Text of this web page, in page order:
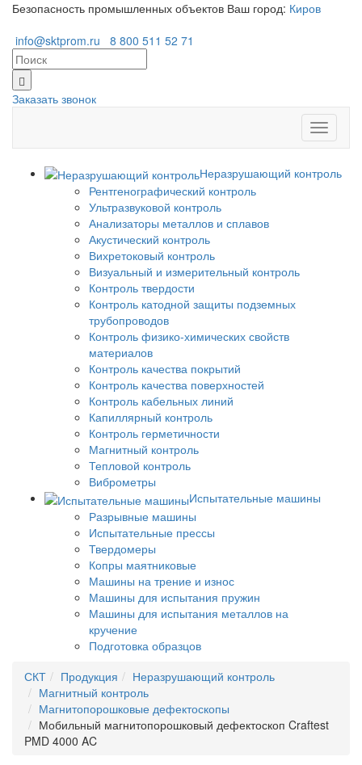
Безопасность промышленных объектов Ваш город: Киров
info@sktprom.ru
8 800 511 52 71
Заказать звонок
Неразрушающий контроль
Рентгенографический контроль
Ультразвуковой контроль
Анализаторы металлов и сплавов
Акустический контроль
Вихретоковый контроль
Визуальный и измерительный контроль
Контроль твердости
Контроль катодной защиты подземных
трубопроводов
Контроль физико-химических свойств
материалов
Контроль качества покрытий
Контроль качества поверхностей
Контроль кабельных линий
Капиллярный контроль
Контроль герметичности
Магнитный контроль
Тепловой контроль
Виброметры
Испытательные машины
Разрывные машины
Испытательные прессы
Твердомеры
Копры маятниковые
Машины на трение и износ
Машины для испытания пружин
Машины для испытания металлов на
кручение
Подготовка образцов
СКТ
Продукция
Неразрушающий контроль
Магнитный контроль
Магнитопорошковые дефектоскопы
Мобильный магнитопорошковый дефектоскоп Craftest
PMD 4000 AC